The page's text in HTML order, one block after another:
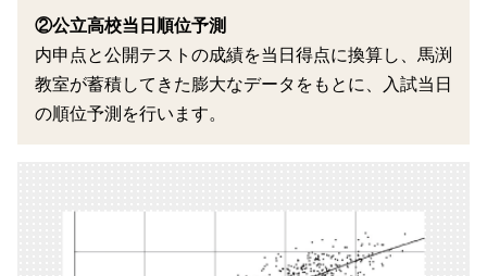
②公立高校当日順位予測
内申点と公開テストの成績を当日得点に換算し、馬渕
教室が蓄積してきた膨大なデータをもとに、入試当日
の順位予測を行います。